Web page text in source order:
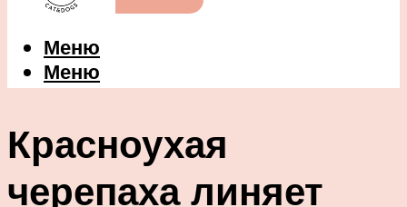
Меню
Меню
Красноухая
черепаха линяет